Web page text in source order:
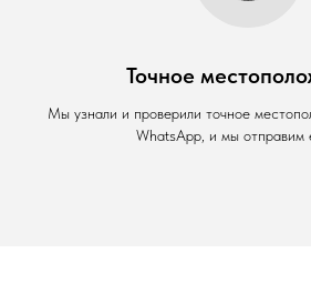
Точное
Мы узнали и проверили точное
WhatsApp, и мы отправим